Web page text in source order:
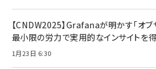
【CNDW2025】Grafanaが明かす「オブ
最小限の労力で実用的なインサイトを
1月23日 6:30